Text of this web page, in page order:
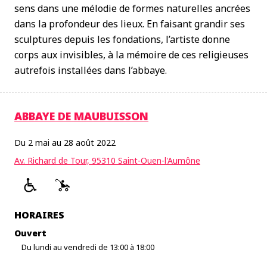
sens dans une mélodie de formes naturelles ancrées
dans la profondeur des lieux. En faisant grandir ses
sculptures depuis les fondations, l’artiste donne
corps aux invisibles, à la mémoire de ces religieuses
autrefois installées dans l’abbaye.
ABBAYE DE MAUBUISSON
Du 2 mai au 28 août 2022
Av. Richard de Tour, 95310 Saint-Ouen-l'Aumône
HORAIRES
Ouvert
Du lundi au vendredi de 13:00 à 18:00